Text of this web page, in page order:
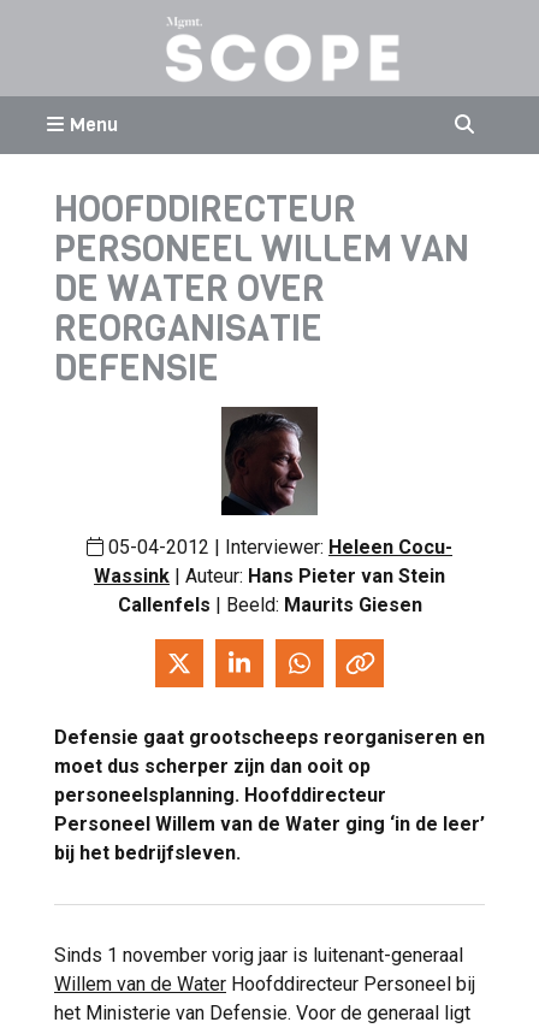
Menu
HOOFDDIRECTEUR
PERSONEEL WILLEM VAN
DE WATER OVER
REORGANISATIE
DEFENSIE
05-04-2012 | Interviewer: Heleen Cocu-
Wassink | Auteur: Hans Pieter van Stein
Callenfels | Beeld: Maurits Giesen
Defensie gaat grootscheeps reorganiseren en
moet dus scherper zijn dan ooit op
personeelsplanning. Hoofddirecteur
Personeel Willem van de Water ging ‘in de leer’
bij het bedrijfsleven.
Sinds 1 november vorig jaar is luitenant-generaal
Willem van de Water Hoofddirecteur Personeel bij
het Ministerie van Defensie. Voor de generaal ligt